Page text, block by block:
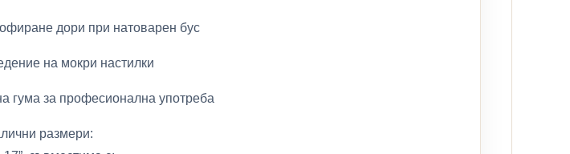
дори при натоварен бус
на мокри настилки
гума за професионална употреба
размери: